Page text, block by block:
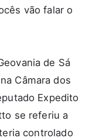
vão falar o
de Sá
Câmara dos
Expedito
se referiu a
controlado